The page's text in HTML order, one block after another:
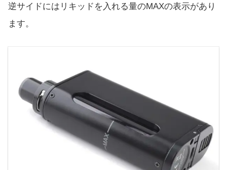
逆サイドにはリキッドを入れる量のMAXの表示があり
ます。